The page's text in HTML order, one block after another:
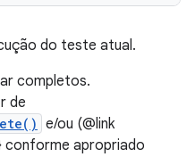
do teste atual.
completos.
de
e/ou (@link
conforme apropriado